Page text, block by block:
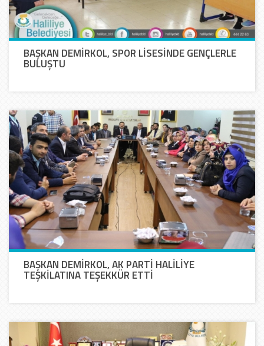
BAŞKAN DEMİRKOL, SPOR LİSESİNDE GENÇLERLE
BULUŞTU
BAŞKAN DEMİRKOL, AK PARTİ HALİLİYE
TEŞKİLATINA TEŞEKKÜR ETTİ